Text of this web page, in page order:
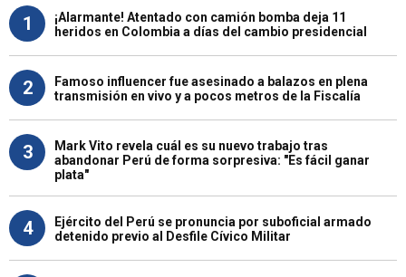
1
¡Alarmante! Atentado con camión bomba deja 11
heridos en Colombia a días del cambio presidencial
2
Famoso influencer fue asesinado a balazos en plena
transmisión en vivo y a pocos metros de la Fiscalía
3
Mark Vito revela cuál es su nuevo trabajo tras
abandonar Perú de forma sorpresiva: "Es fácil ganar
plata"
4
Ejército del Perú se pronuncia por suboficial armado
detenido previo al Desfile Cívico Militar